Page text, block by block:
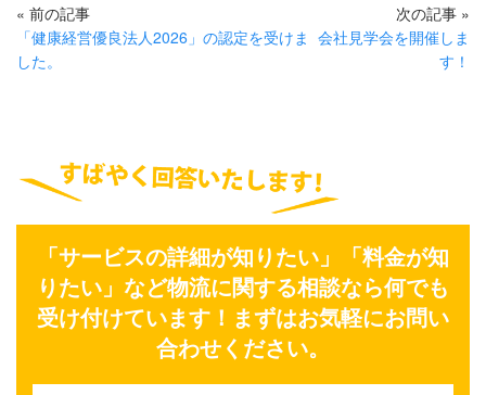
« 前の記事
「健康経営優良法人2026」の認定を受けま
した。
次の記事 »
会社見学会を開催しま
す！
「サービスの詳細が知りたい」「料金が知
りたい」など物流に関する相談なら何でも
受け付けています！まずはお気軽にお問い
合わせください。